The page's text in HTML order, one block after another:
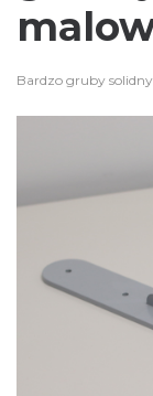
Bardzo gruby solidny